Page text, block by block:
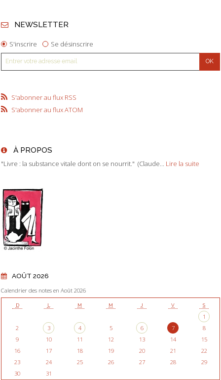
NEWSLETTER
S'inscrire Se désinscrire
S'abonner au flux RSS
S'abonner au flux ATOM
À PROPOS
"Livre : la substance vitale dont on se nourrit." (Claude... Lire la suite
AOÛT 2026
Calendrier des notes en Août 2026
D L M M J V S
1
2
3 4 5 6 7
8
9
10 11 12 13 14
15
16
17 18 19 20 21
22
23
24 25 26 27 28
29
30
31